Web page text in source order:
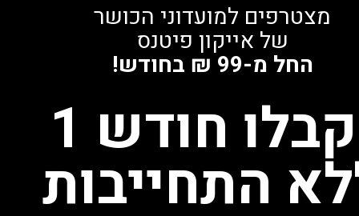
מצטרפים למועדוני הכושר
של אייקון פיטנס
החל מ-99 ₪ בחודש!
חודש 1
התחייבות